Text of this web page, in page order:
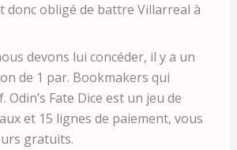
donc obligé de battre Villarreal à
devons lui concéder, il y a un
de 1 par. Bookmakers qui
Fate Dice est un jeu de
et 15 lignes de paiement, vous
gratuits.